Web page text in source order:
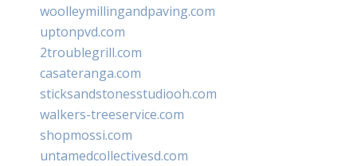
woolleymillingandpaving.com
uptonpvd.com
2troublegrill.com
casateranga.com
sticksandstonesstudiooh.com
walkers-treeservice.com
shopmossi.com
untamedcollectivesd.com